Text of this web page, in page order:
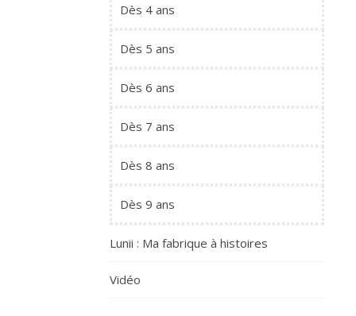
Dès 4 ans
Dès 5 ans
Dès 6 ans
Dès 7 ans
Dès 8 ans
Dès 9 ans
Lunii : Ma fabrique à histoires
Vidéo